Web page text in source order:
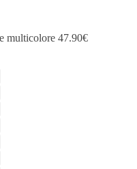
multicolore 47.90€